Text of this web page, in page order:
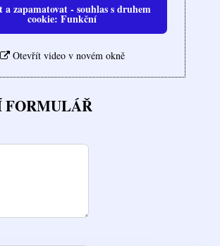
a zapamatovat - souhlas s druhem
cookie: Funkční
Otevřít video v novém okně